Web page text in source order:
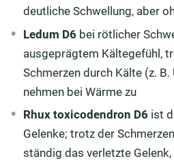
deutliche Schwellung, aber
Ledum D6 bei rötlicher
ausgeprägtem Kältegefühl,
Schmerzen durch Kälte (z.
nehmen bei Wärme zu
Rhux toxicodendron D6 ist
Gelenke; trotz der
ständig das verletzte